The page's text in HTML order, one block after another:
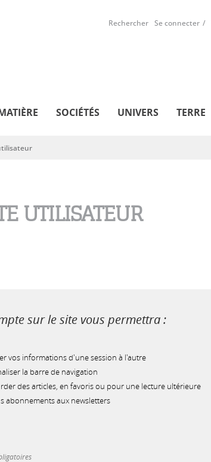
Rechercher Se connecter
SOCIÉTÉS UNIVERS TERRE
UTILISATEUR
sur le site vous permettra :
vos informations d'une session à l'autre
la barre de navigation
des articles, en favoris ou pour une lecture ultérieure
abonnements aux newsletters